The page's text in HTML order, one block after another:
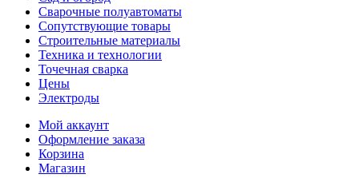
Сварочные полуавтоматы
Сопутствующие товары
Строительные материалы
Техника и технологии
Точечная сварка
Цены
Электроды
Мой аккаунт
Оформление заказа
Корзина
Магазин